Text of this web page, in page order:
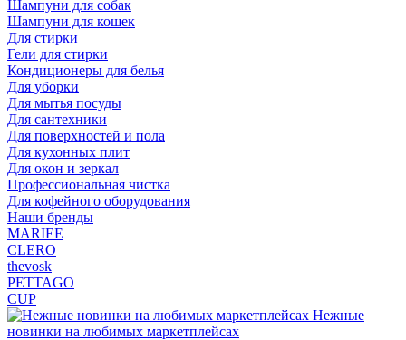
Шампуни для собак
Шампуни для кошек
Для стирки
Гели для стирки
Кондиционеры для белья
Для уборки
Для мытья посуды
Для сантехники
Для поверхностей и пола
Для кухонных плит
Для окон и зеркал
Профессиональная чистка
Для кофейного оборудования
Наши бренды
MARIEE
CLERO
thevosk
PETTAGO
CUP
Нежные
новинки на любимых маркетплейсах